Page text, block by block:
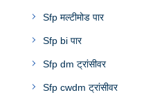
Sfp मल्टीमोड पार
Sfp bi पार
Sfp dm ट्रांसीवर
Sfp cwdm ट्रांसीवर